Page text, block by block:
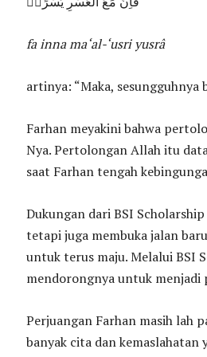
fa inna ma‘al-‘usri yusrâ
artinya: “Maka, sesungguhnya
Farhan meyakini bahwa
Nya. Pertolongan Allah itu
saat Farhan tengah
Dukungan dari BSI
tetapi juga membuka jalan
untuk terus maju. Melalui BSI
mendorongnya untuk menjadi
Perjuangan Farhan masih lah
banyak cita dan kemaslahatan